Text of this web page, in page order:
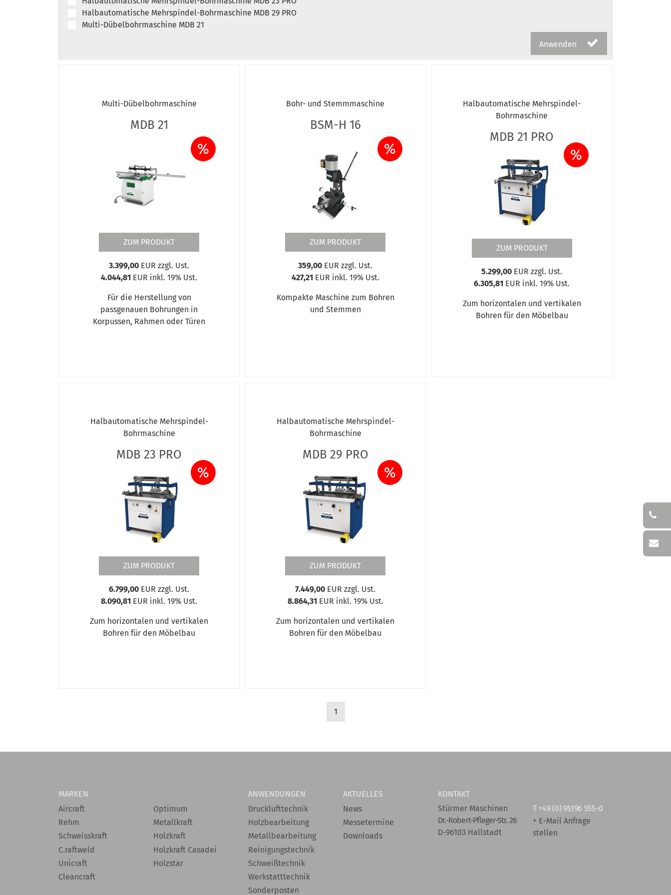
Halbautomatische Mehrspindel-Bohrmaschine MDB 29 PRO
Multi-Dübelbohrmaschine MDB 21
Anwenden
Multi-Dübelbohrmaschine
MDB 21
%
ZUM PRODUKT
3.399,00 EUR zzgl. Ust.
4.044,81 EUR inkl. 19% Ust.
Für die Herstellung von
passgenauen Bohrungen in
Korpussen, Rahmen oder Türen
Bohr- und Stemmmaschine
BSM-H 16
%
ZUM PRODUKT
359,00 EUR zzgl. Ust.
427,21 EUR inkl. 19% Ust.
Kompakte Maschine zum Bohren
und Stemmen
Halbautomatische Mehrspindel-
Bohrmaschine
MDB 21 PRO
%
ZUM PRODUKT
5.299,00 EUR zzgl. Ust.
6.305,81 EUR inkl. 19% Ust.
Zum horizontalen und vertikalen
Bohren für den Möbelbau
Halbautomatische Mehrspindel-
Bohrmaschine
MDB 23 PRO
%
ZUM PRODUKT
6.799,00 EUR zzgl. Ust.
8.090,81 EUR inkl. 19% Ust.
Zum horizontalen und vertikalen
Bohren für den Möbelbau
Halbautomatische Mehrspindel-
Bohrmaschine
MDB 29 PRO
%
ZUM PRODUKT
7.449,00 EUR zzgl. Ust.
8.864,31 EUR inkl. 19% Ust.
Zum horizontalen und vertikalen
Bohren für den Möbelbau
1
MARKEN
Aircraft
Rehm
Schweisskraft
C.raftweld
Unicraft
Cleancraft
Optimum
Metallkraft
Holzkraft
Holzkraft Casadei
Holzstar
ANWENDUNGEN
Drucklufttechnik
Holzbearbeitung
Metallbearbeitung
Reinigungstechnik
Schweißtechnik
Werkstatttechnik
Sonderposten
AKTUELLES
News
Messetermine
Downloads
KONTAKT
Stürmer Maschinen
Dr.-Robert-Pfleger-Str. 26
D-96103 Hallstadt
T +49 (0) 95196 555-0
+ E-Mail Anfrage
stellen